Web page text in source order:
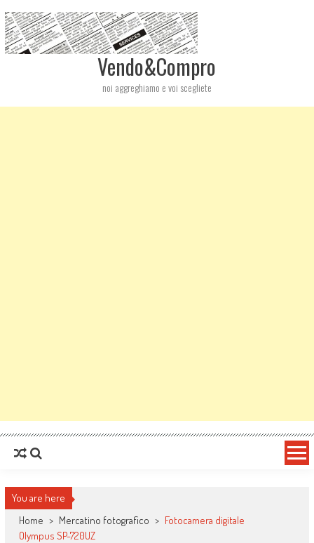
Vendo&Compro
noi aggreghiamo e voi scegliete
You are here
Home > Mercatino fotografico > Fotocamera digitale
Olympus SP-720UZ